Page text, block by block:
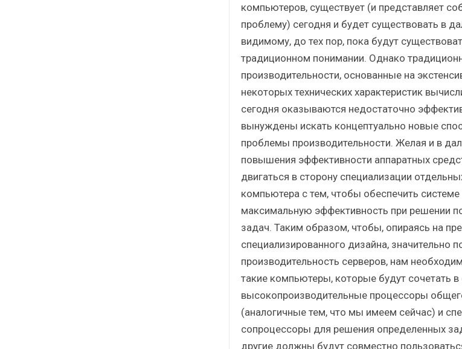
компьютеров, существует (и представляет
проблему) сегодня и будет существовать в
видимому, до тех пор, пока будут
традиционном понимании. Однако
производительности, основанные на
некоторых технических характеристик
сегодня оказываются недостаточно
вынуждены искать концептуально новые
проблемы производительности. Желая и в
повышения эффективности аппаратных
двигаться в сторону специализации
компьютера с тем, чтобы обеспечить
максимальную эффективность при решении
задач. Таким образом, чтобы, опираясь на
специализированного дизайна, значительно
производительность серверов, нам
такие компьютеры, которые будут сочетать в
высокопроизводительные процессоры
(аналогичные тем, что мы имеем сейчас) и
сопроцессоры для решения определенных
другие должны будут совместно